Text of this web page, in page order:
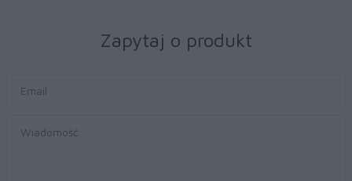
Zapytaj o produkt